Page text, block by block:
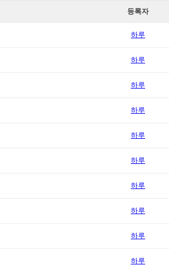
등록자
하루
하루
하루
하루
하루
하루
하루
하루
하루
하루